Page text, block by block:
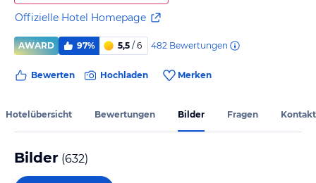
Offizielle Hotel Homepage
AWARD 97% 5,5 / 6 482 Bewertungen
Bewerten Hochladen Merken
Hotelübersicht Bewertungen Bilder Fragen Kontakt
Bilder (632)